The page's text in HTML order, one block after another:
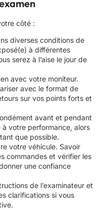
côté :
diverses conditions de
à différentes
serez à l’aise le jour de
avec votre moniteur.
avec le format de
sur vos points forts et
avant et pendant
à votre performance, alors
que possible.
votre véhicule. Savoir
commandes et vérifier les
une confiance
de l’examinateur et
clarifications si vous